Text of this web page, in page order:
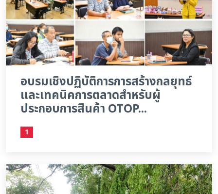
อบรมเชิงปฏิบัติการการสร้างกลยุทธ์
และเทคนิคการตลาดสำหรับผู้
ประกอบการสินค้า OTOP...
1